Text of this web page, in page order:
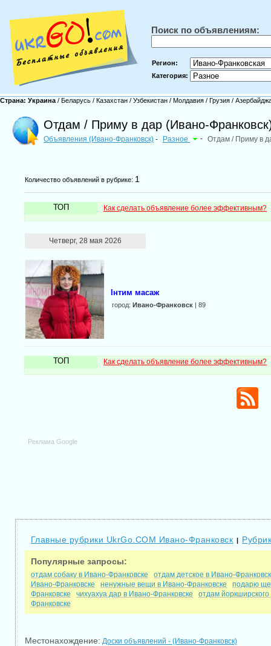
Поиск по объявлениям:
Регион:
Категория:
Страна: Украина / Беларусь / Казахстан / Узбекистан / Молдавия / Грузия /
Отдам / Приму в дар (Ивано-
Объявления (Ивано-Франковск) - Разное - Отдам / Приму в
Количество объявлений в рубрике: 1
ТОП Как сделать объявление более эффективным?
Четверг, 28 мая 2026
Інтим масаж
город: Ивано-Франковск| 89
ТОП Как сделать объявление более эффективным?
Реклама Google
Главные рубрики UkrGo.COM Ивано-Франковск |
Популярные запросы:
отдам собаку в Ивано-Франковске
отдам детское в Ивано-
Ивано-Франковске
ненужные вещи в Ивано-Франковске
подарю
Франковске
чихуахуа дар в Ивано-Франковске
отдам
Франковске
Местонахождение: Доски объявлений - (Ивано-Франковск)